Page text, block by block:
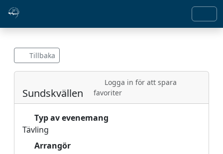
Tillbaka
Sundskvällen
Logga in för att spara
favoriter
Typ av evenemang
Tävling
Arrangör